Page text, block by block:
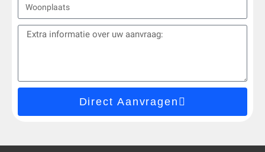
Direct Aanvragen